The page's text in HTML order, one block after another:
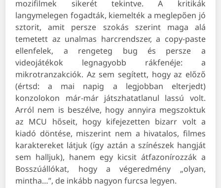
mozifilmek sikerét tekintve. A kritikák
langymelegen fogadták, kiemelték a meglepően jó
sztorit, amit persze szokás szerint maga alá
temetett az unalmas harcrendszer, a copy-paste
ellenfelek, a rengeteg bug és persze a
videojátékok legnagyobb rákfenéje: a
mikrotranzakciók. Az sem segített, hogy az előző
(értsd: a mai napig a legjobban elterjedt)
konzolokon már-már játszhatatlanul lassú volt.
Arról nem is beszélve, hogy annyira megszoktuk
az MCU hőseit, hogy kifejezetten bizarr volt a
kiadó döntése, miszerint nem a hivatalos, filmes
karaktereket látjuk (így aztán a színészek hangját
sem halljuk), hanem egy kicsit átfazonírozzák a
Bosszúállókat, hogy a végeredmény „olyan,
mintha…”, de inkább nagyon furcsa legyen.